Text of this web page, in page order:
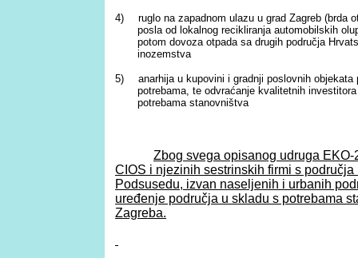
4)
ruglo na zapadnom ulazu u grad Zagreb (brda
posla od lokalnog recikliranja automobilskih
potom dovoza otpada sa drugih područja
inozemstva
5)
anarhija u kupovini i gradnji poslovnih
potrebama, te odvraćanje kvalitetnih
potrebama stanovništva
Zbog svega opisanog udruga
CIOS i njezinih sestrinskih firmi s
Podsusedu, izvan naseljenih i urbanih
uređenje područja u skladu s potrebama
Zagreba.